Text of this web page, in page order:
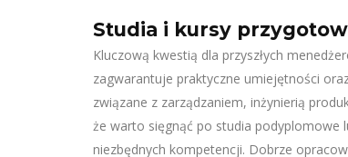
Studia i kursy
Kluczową kwestią dla przyszłych
zagwarantuje praktyczne umiejętności
związane z zarządzaniem, inżynierią
że warto sięgnąć po studia podyplomowe
niezbędnych kompetencji. Dobrze